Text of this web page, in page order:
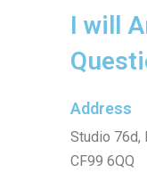
I will
Address
Studio 76d,
CF99 6QQ
Lost your password?